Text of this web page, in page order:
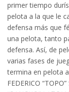
primer tiempo
pelota a la que le
defensa más que
una pelota, tanto
defensa. Así, de
varias fases de
termina en pelota
FEDERICO